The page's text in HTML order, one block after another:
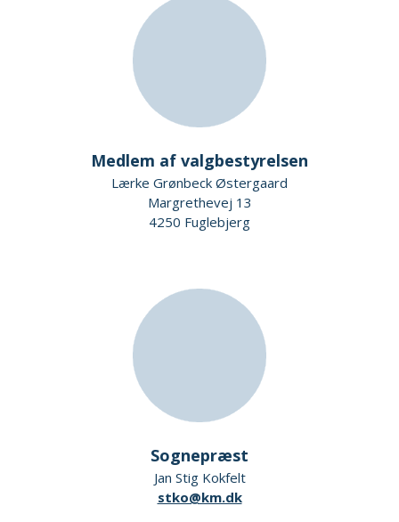
Medlem af valgbestyrelsen
Lærke Grønbeck Østergaard
Margrethevej 13
4250 Fuglebjerg
Sognepræst
Jan Stig Kokfelt
stko@km.dk